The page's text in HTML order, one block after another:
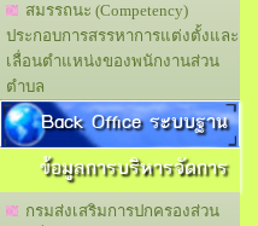
สมรรถนะ (Competency)
ประกอบการสรรหาการแต่งตั้งและ
เลื่อนตำแหน่งของพนักงานส่วน
ตำบล
Back Office ระบบฐาน
ข้อมูลการบริหารจัดการ
กรมส่งเสริมการปกครองส่วน